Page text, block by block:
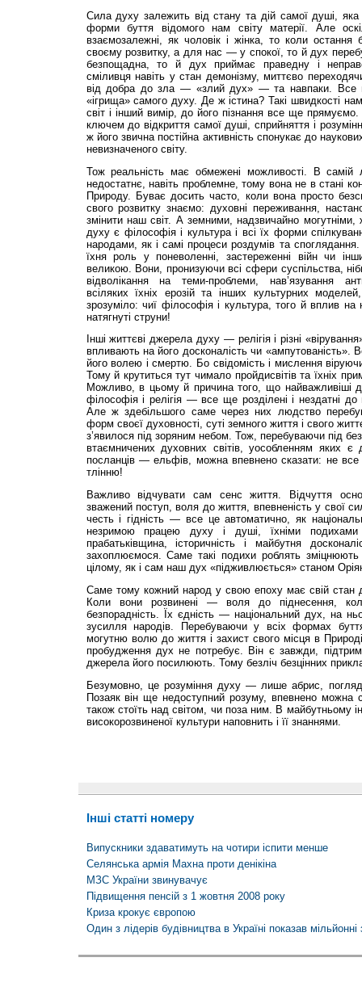
Сила духу залежить від стану та дій самої душі,
форми буття відомого нам світу матерії. Але
взаємозалежні, як чоловік і жінка, то коли
своєму розвитку, а для нас — у спокої, то й дух
безпощадна, то й дух приймає праведну і
сміливця навіть у стан демонізму, миттєво
від добра до зла — «злий дух» — та навпаки. Все
«ігрища» самого духу. Де ж істина? Такі швидкості
світ і інший вимір, до його пізнання все ще
ключем до відкриття самої душі, сприйняття і
ж його звична постійна активність спонукає до
невизначеного світу.
Тож реальність має обмежені можливості. В самій
недостатнє, навіть проблемне, тому вона не в стані
Природу. Буває досить часто, коли вона просто
свого розвитку знаємо: духовні переживання,
змінити наш світ. А земними, надзвичайно
духу є філософія і культура і всі їх форми
народами, як і самі процеси роздумів та
їхня роль у поневоленні, застереженні війн чи
великою. Вони, пронизуючи всі сфери суспільства,
відволікання на теми-проблеми, нав’язування
всіляких їхніх ерозій та інших культурних
зрозуміло: чиї філософія і культура, того й вплив
натягнуті струни!
Інші життєві джерела духу — релігія і різні
впливають на його досконалість чи «ампутованість».
його волею і смертю. Бо свідомість і мислення
Тому й крутиться тут чимало пройдисвітів та їхніх
Можливо, в цьому й причина того, що найважливіші
філософія і релігія — все ще розділені і нездатні до
Але ж здебільшого саме через них людство
форм своєї духовності, суті земного життя і свого
з’явилося під зоряним небом. Тож, перебуваючи під
втаємничених духовних світів, уособленням яких
посланців — ельфів, можна впевнено сказати: не все
тлінню!
Важливо відчувати сам сенс життя. Відчуття
зважений поступ, воля до життя, впевненість у свої
честь і гідність — все це автоматично, як
незримою працею духу і душі, їхніми
прабатьківщина, історичність і майбутня
захоплюємося. Саме такі подихи роблять зміцнюють
цілому, як і сам наш дух «підживлюється» станом
Саме тому кожний народ у свою епоху має свій стан
Коли вони розвинені — воля до піднесення,
безпорадність. Їх єдність — національний дух, на
зусилля народів. Перебуваючи у всіх формах
могутню волю до життя і захист свого місця в
пробудження дух не потребує. Він є завжди,
джерела його посилюють. Тому безліч безцінних
Безумовно, це розуміння духу — лише абрис,
Позаяк він ще недоступний розуму, впевнено можна
також стоїть над світом, чи поза ним. В майбутньому
високорозвиненої культури наповнить і її знаннями.
Інші статті номеру
Випускники здаватимуть на чотири іспити менше
Селянська армія Махна проти денікіна
МЗС України звинувачує
Підвищення пенсій з 1 жовтня 2008 року
Криза крокує європою
Один з лідерів будівництва в Україні показав мільйонні